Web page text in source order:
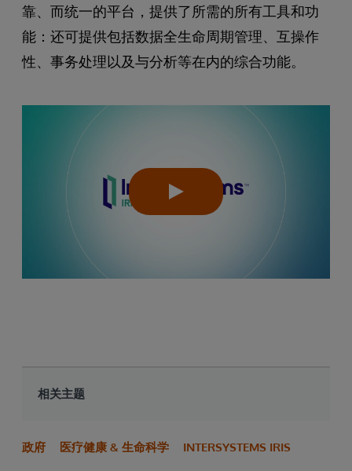
靠、而统一的平台，提供了所需的所有工具和功
能：还可提供包括数据全生命周期管理、互操作
性、事务处理以及与分析等在内的综合功能。
相关主题
政府 医疗健康 & 生命科学 INTERSYSTEMS IRIS